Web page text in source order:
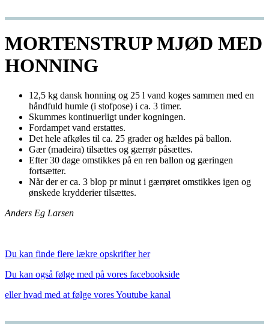
MORTENSTRUP MJØD MED
HONNING
12,5 kg dansk honning og 25 l vand koges sammen med en
håndfuld humle (i stofpose) i ca. 3 timer.
Skummes kontinuerligt under kogningen.
Fordampet vand erstattes.
Det hele afkøles til ca. 25 grader og hældes på ballon.
Gær (madeira) tilsættes og gærrør påsættes.
Efter 30 dage omstikkes på en ren ballon og gæringen
fortsætter.
Når der er ca. 3 blop pr minut i gærrøret omstikkes igen og
ønskede krydderier tilsættes.
Anders Eg Larsen
Du kan finde flere lækre opskrifter her
Du kan også følge med på vores facebookside
eller hvad med at følge vores Youtube kanal